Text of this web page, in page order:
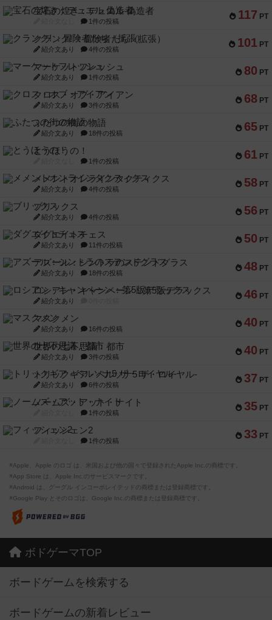
117 PT
宝石の煌き：デュエル 偽造者
1件の投稿
101 PT
クランク! ：冒険者たち（拡張）
紹介文あり 4件の投稿
80 PT
マーケットフレッシュ
紹介文あり 1件の投稿
68 PT
クロス・オブ・アイアン
紹介文あり 3件の投稿
65 PT
ふたつの街の物語
紹介文あり 18件の投稿
61 PT
とうほうの！
1件の投稿
58 PT
メメントオンラインタクティクス
紹介文あり 4件の投稿
56 PT
ブリックス
紹介文あり 4件の投稿
50 PT
ダグエイトチェス
紹介文あり 11件の投稿
48 PT
アズール：シントラのステンドグラス
紹介文あり 18件の投稿
46 PT
ロシアン・キャンペーン：第5版デラックス
紹介文あり
40 PT
マスクメン
紹介文あり 16件の投稿
40 PT
世界の七不思議：都市
紹介文あり 3件の投稿
37 PT
トリックギア - ペルソナ5 ザ・ロイヤル-
紹介文あり 6件の投稿
35 PT
ノームズ・アット・ナイト
1件の投稿
33 PT
フィッシェン2
1件の投稿
※Apple、Apple のロゴ は、米国および他の国々で登録されたApple Inc.の商標です。
※App Store は、Apple Inc.のサービスマークです。
※Android は、グーグル インコーポレイテッドの商標または登録商標です。
※Google Play とそのロゴは、Google Inc.の商標または登録商標です。
ボドゲーマTOP
ボードゲームを検索する
ボードゲームの新着レビュー